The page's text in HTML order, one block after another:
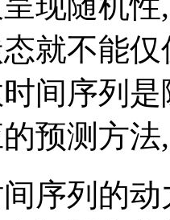
就不能
间序列
预测方
序列的动